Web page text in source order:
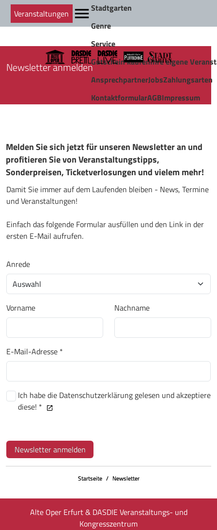
Veranstaltungen
Stadtgarten
Genre
Service
Gutschein kaufenIhre eigene
AnsprechpartnerJobsZahlungsarten
KontaktformularAGBImpressum
Newsletter anmelden
Melden Sie sich jetzt für unseren Newsletter an und
profitieren Sie von Veranstaltungstipps,
Sonderpreisen, Ticketverlosungen und vielem mehr!
Damit Sie immer auf dem Laufenden bleiben - News, Termine
und Veranstaltungen!
Einfach das folgende Formular ausfüllen und den Link in der
ersten E-Mail aufrufen.
Anrede
Vorname Nachname
E-Mail-Adresse *
Ich habe die Datenschutzerklärung gelesen und akzeptiere
diese! *
Newsletter anmelden
Startseite Newsletter
Alte Oper Erfurt & DASDIE Veranstaltungs- und
Kongresszentrum